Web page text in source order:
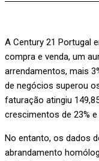
A Century 21 Portugal
compra e venda, um
arrendamentos, mais
de negócios superou
faturação atingiu
crescimentos de 23%
No entanto, os dados
abrandamento